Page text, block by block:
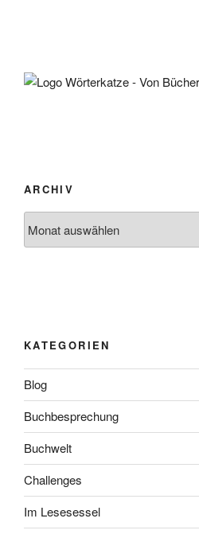
ARCHIV
KATEGORIEN
Blog
Buchbesprechung
Buchwelt
Challenges
Im Lesesessel